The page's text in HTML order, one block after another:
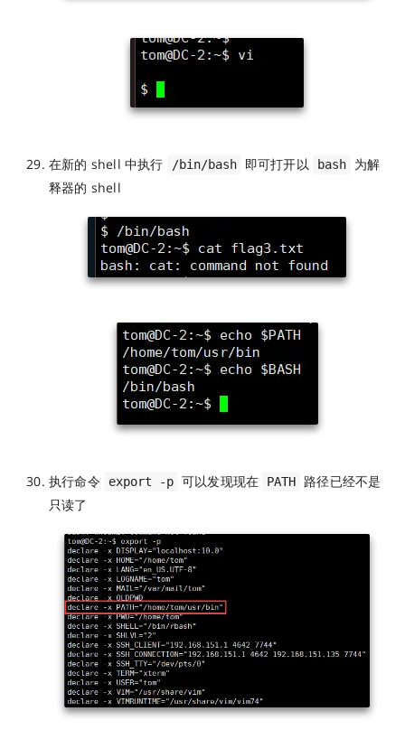
在新的 shell 中执行 /bin/bash 即可打开以 bash
为解
释器的 shell
执行命令 export -p 可以发现现在 PATH
路径已经不是
只读了